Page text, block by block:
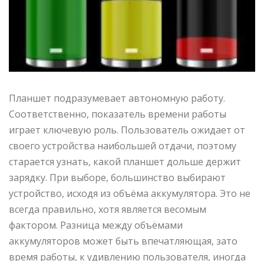
Планшет подразумевает автономную работу.
Соответственно, показатель времени работы
играет ключевую роль. Пользователь ожидает от
своего устройства наибольшей отдачи, поэтому
старается узнать, какой планшет дольше держит
зарядку. При выборе, большинство выбирают
устройство, исходя из объёма аккумулятора. Это не
всегда правильно, хотя является весомым
фактором. Разница между объёмами
аккумуляторов может быть впечатляющая, зато
время работы, к удивлению пользователя, иногда